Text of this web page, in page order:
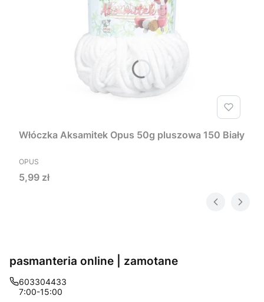
Włóczka Aksamitek Opus 50g pluszowa 150 Biały
PRODUCENT
OPUS
Cena
5,99 zł
pasmanteria online | zamotane
603304433
7:00-15:00